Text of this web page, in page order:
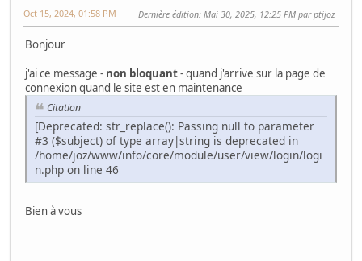
Oct 15, 2024, 01:58 PM Dernière édition: Mai 30, 2025, 12:25 PM par ptijoz
Bonjour
j'ai ce message - non bloquant- quand j'arrive sur la page de
connexion quand le site est en maintenance
Citation
[Deprecated: str_replace(): Passing null to parameter
#3 ($subject) of type array|string is deprecated in
/home/joz/www/info/core/module/user/view/login/logi
n.php on line 46
Bien à vous